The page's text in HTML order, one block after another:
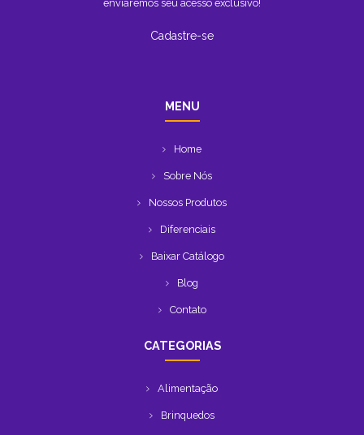
enviaremos seu acesso exclusivo!
Cadastre-se
MENU
Home
Sobre Nós
Nossos Produtos
Diferenciais
Baixar Catálogo
Blog
Contato
CATEGORIAS
Alimentação
Brinquedos